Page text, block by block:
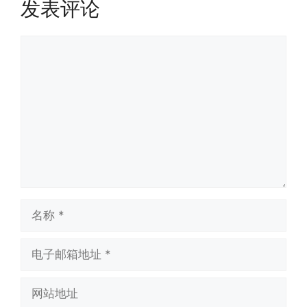
发表评论